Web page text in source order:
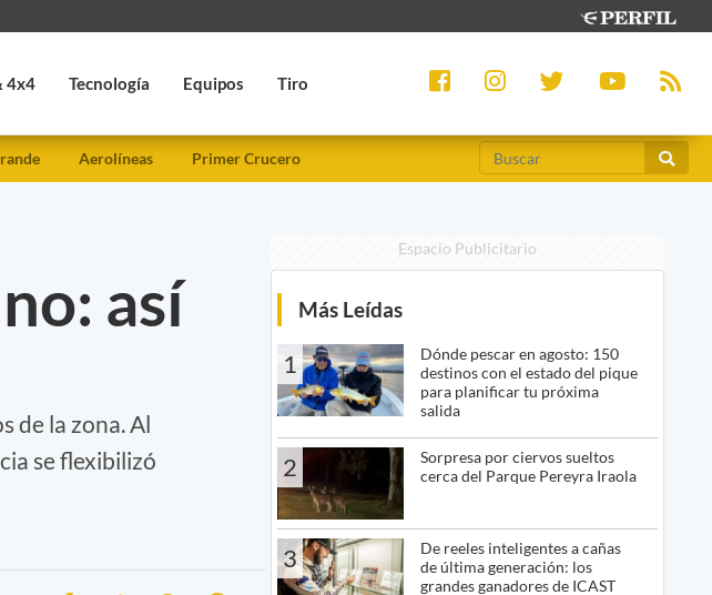
4x4 Tecnología Equipos Tiro
Aerolíneas Primer Crucero
así
de la zona. Al
se flexibilizó
Espacio Publicitario
Más Leídas
1
Dónde pescar en agosto: 150
destinos con el estado del pique
para planificar tu próxima
salida
2
Sorpresa por ciervos sueltos
cerca del Parque Pereyra Iraola
3
De reeles inteligentes a cañas
de última generación: los
grandes ganadores de ICAST